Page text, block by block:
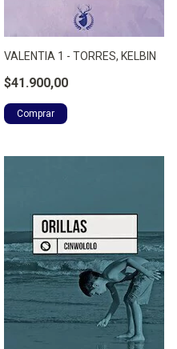
VALENTIA 1 - TORRES, KELBIN
$41.900,00